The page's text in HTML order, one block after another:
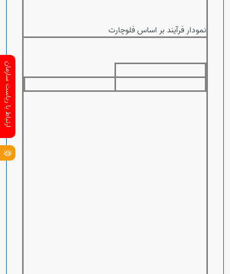
نمودار فرآیند بر اساس فلوچارت
ارتباط با ریاست سازمان